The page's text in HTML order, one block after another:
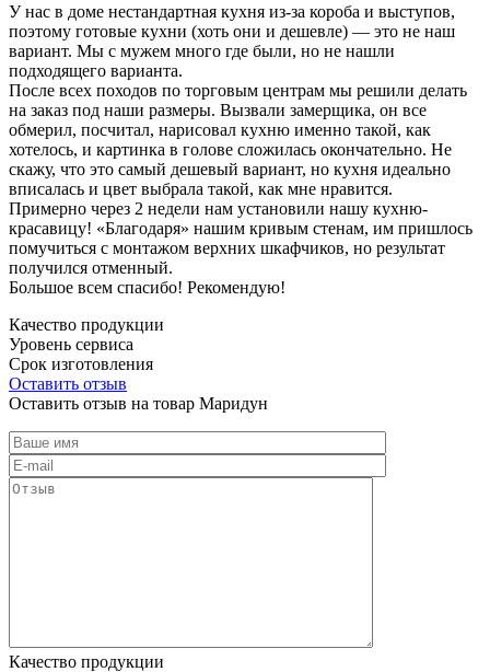
У нас в доме нестандартная кухня из-за короба и выступов,
поэтому готовые кухни (хоть они и дешевле) — это не наш
вариант. Мы с мужем много где были, но не нашли
подходящего варианта.
После всех походов по торговым центрам мы решили делать
на заказ под наши размеры. Вызвали замерщика, он все
обмерил, посчитал, нарисовал кухню именно такой, как
хотелось, и картинка в голове сложилась окончательно. Не
скажу, что это самый дешевый вариант, но кухня идеально
вписалась и цвет выбрала такой, как мне нравится.
Примерно через 2 недели нам установили нашу кухню-
красавицу! «Благодаря» нашим кривым стенам, им пришлось
помучиться с монтажом верхних шкафчиков, но результат
получился отменный.
Большое всем спасибо! Рекомендую!
Качество продукции
Уровень сервиса
Срок изготовления
Оставить отзыв
Оставить отзыв на товар Маридун
Качество продукции